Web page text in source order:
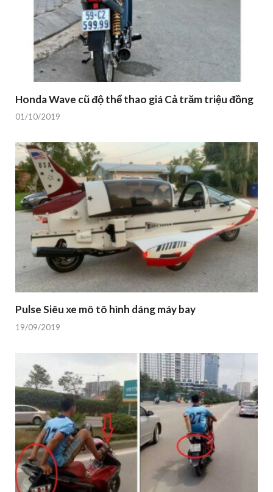
Honda Wave cũ độ thể thao giá Cả trăm triệu đồng
01/10/2019
Pulse Siêu xe mô tô hình dáng máy bay
19/09/2019